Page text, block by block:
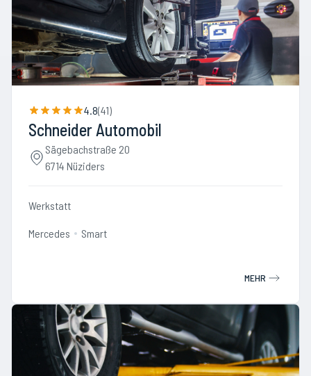
4.8(41)
Schneider Automobil
Sägebachstraße 20
6714 Nüziders
Werkstatt
Mercedes Smart
MEHR